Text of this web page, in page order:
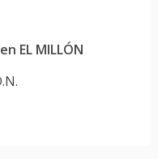
EL MILLÓN